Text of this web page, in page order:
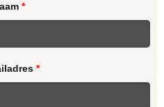
*
*